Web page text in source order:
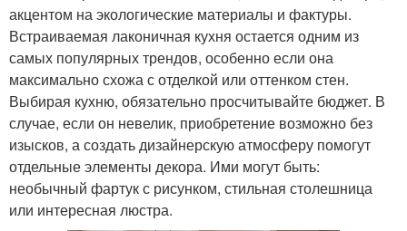
акцентом на экологические материалы и фактуры.
Встраиваемая лаконичная кухня остается одним из
самых популярных трендов, особенно если она
максимально схожа с отделкой или оттенком стен.
Выбирая кухню, обязательно просчитывайте бюджет. В
случае, если он невелик, приобретение возможно без
изысков, а создать дизайнерскую атмосферу помогут
отдельные элементы декора. Ими могут быть:
необычный фартук с рисунком, стильная столешница
или интересная люстра.